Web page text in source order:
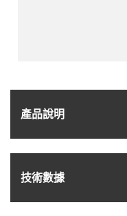
產品說明
技術數據